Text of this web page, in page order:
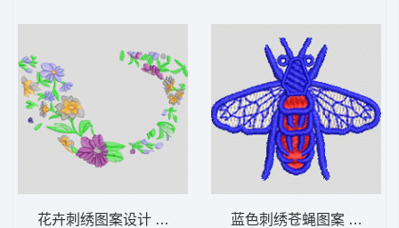
花卉刺绣图案设计 简单花 蓝色刺绣苍蝇图案 苍蝇蜜